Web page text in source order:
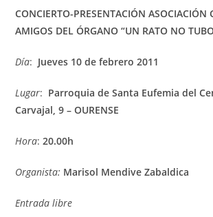
la
entrada:
la
entrada:
la
entrada:
CONCIERTO-PRESENTACIÓN ASOCIACIÓN
AMIGOS DEL ÓRGANO “UN RATO NO
Día: Jueves 10 de febrero 2011
Lugar: Parroquia de Santa Eufemia del
Carvajal, 9 – OURENSE
Hora:20.00h
Organista: Marisol Mendive Zabaldica
Entrada libre